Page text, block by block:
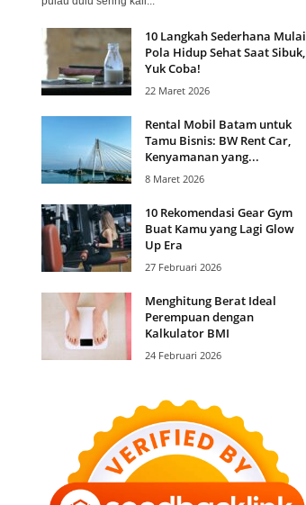
10 Langkah Sederhana Mulai
Pola Hidup Sehat Saat Sibuk,
Yuk Coba!
22 Maret 2026
Rental Mobil Batam untuk
Tamu Bisnis: BW Rent Car,
Kenyamanan yang...
8 Maret 2026
10 Rekomendasi Gear Gym
Buat Kamu yang Lagi Glow
Up Era
27 Februari 2026
Menghitung Berat Ideal
Perempuan dengan
Kalkulator BMI
24 Februari 2026